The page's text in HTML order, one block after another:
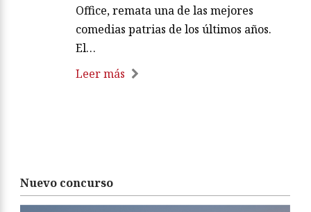
Office, remata una de las mejores
comedias patrias de los últimos años.
El…
Leer más
Nuevo concurso